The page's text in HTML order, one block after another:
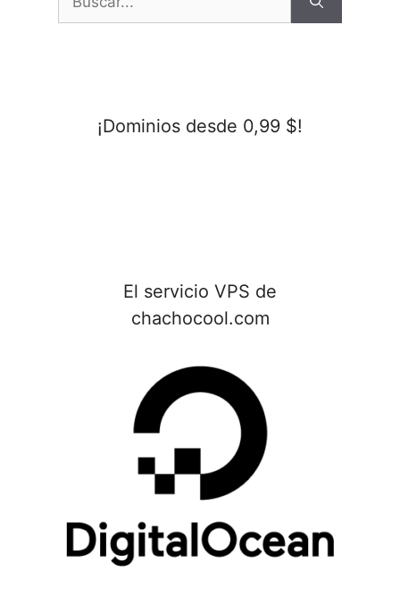
¡Dominios desde 0,99 $!
El servicio VPS de
chachocool.com